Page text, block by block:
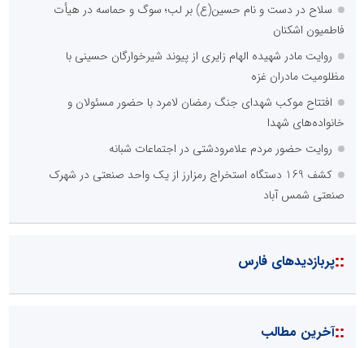
سلاح در دست و نام حسین(ع) بر لب؛ سوگ و حماسه در هیأت
فاطمیون اشکنان
روایت مادر شهیده الهام زایری از پیوند شیرخوارگان حسینی با
مظلومیت مادران غزه
افتتاح موکب شهدای جنگ رمضان لامرد با حضور مسئولان و
خانواده‌های شهدا
روایت حضور مردم علامرودشتی در اجتماعات شبانه
کشف 169 دستگاه استخراج رمزارز از یک واحد صنعتی در شهرک
صنعتی شمس آباد
::پربازدیدهای فارس
::آخرین مطالب